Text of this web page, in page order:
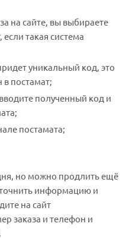
на сайте, вы выбираете
такая система
уникальный код, это
в постамат;
полученный код и
постамата;
но можно продлить ещё
информацию и
на сайт
заказа и телефон и